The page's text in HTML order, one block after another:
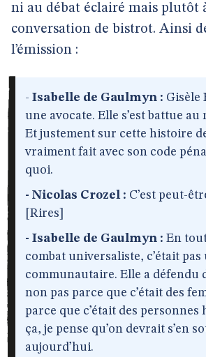
ni au débat éclairé mais plutôt
conversation de bistrot. Ainsi
l’émission :
- Isabelle de Gaulmyn : Gisèle
une avocate. Elle s’est battue
Et justement sur cette histoire
vraiment fait avec son code
quoi.
- Nicolas Crozel : C’est peut-
[Rires]
- Isabelle de Gaulmyn : En
combat universaliste, c’était pas
communautaire. Elle a défendu
non pas parce que c’était des
parce que c’était des personnes
ça, je pense qu’on devrait s’en
aujourd’hui.